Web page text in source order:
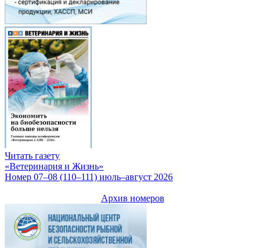
Читать газету
«Ветеринария и Жизнь»
Номер 07–08 (110–111) июль–август 2026
Архив номеров